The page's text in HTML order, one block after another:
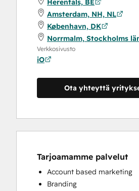
Herentals, BE
Amsterdam, NH, NL
København, DK
Norrmalm, Stockholms
Verkkosivusto
iO
Ota yhteyttä
Tarjoamamme palvelut
Account based marketing
Branding